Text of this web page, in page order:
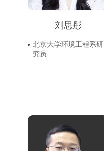
刘思彤
北京大学环境工程系研
究员